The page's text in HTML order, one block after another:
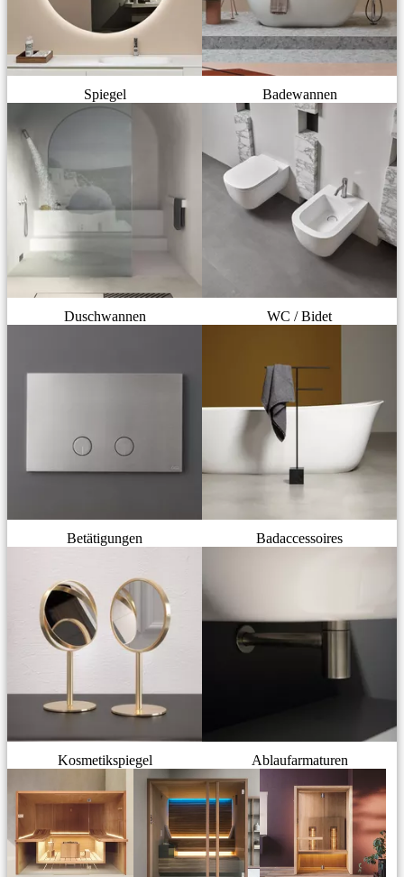
Spiegel Badewannen
Duschwannen WC / Bidet
Betätigungen Badaccessoires
Kosmetikspiegel Ablaufarmaturen